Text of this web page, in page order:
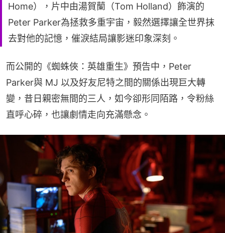
Home），片中由湯賀蘭（Tom Holland）飾演的
Peter Parker為拯救多重宇宙，毅然選擇讓全世界抹
去對他的記憶，催淚結局讓影迷印象深刻。
而公開的《蜘蛛俠：英雄重生》預告中，Peter
Parker與 MJ 以及好友尼特之間的關係出現巨大轉
變，昔日親密無間的三人，如今卻形同陌路，令粉絲
直呼心碎，也讓劇情走向充滿懸念。